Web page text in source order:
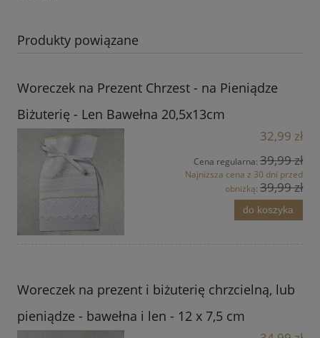
Produkty powiązane
Woreczek na Prezent Chrzest - na Pieniądze
Biżuterię - Len Bawełna 20,5x13cm
32,99 zł
Cena regularna: 39,99 zł
Najniższa cena z 30 dni przed
obniżką: 39,99 zł
do koszyka
Woreczek na prezent i biżuterię chrzcielną, lub
pieniądze - bawełna i len - 12 x 7,5 cm